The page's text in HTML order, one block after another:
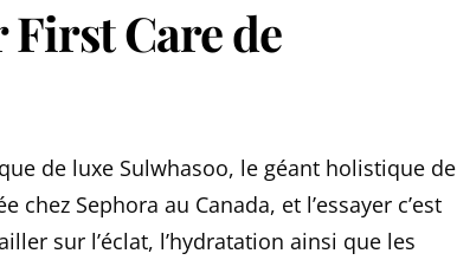
Care de
de luxe Sulwhasoo, le géant holistique de
Sephora au Canada, et l’essayer c’est
sur l’éclat, l’hydratation ainsi que les